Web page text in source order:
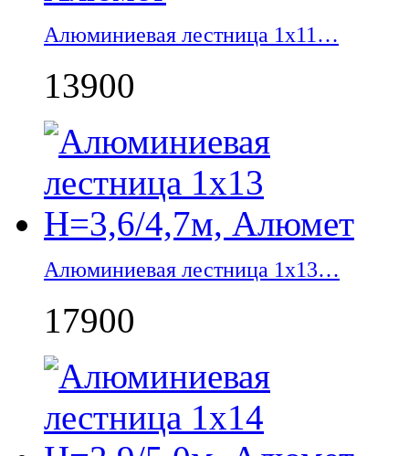
Алюминиевая лестница 1х11…
13900
Алюминиевая лестница 1х13…
17900